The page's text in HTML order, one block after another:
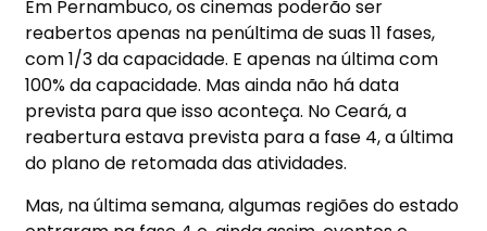
Em Pernambuco, os cinemas poderão ser
reabertos apenas na penúltima de suas 11 fases,
com 1/3 da capacidade. E apenas na última com
100% da capacidade. Mas ainda não há data
prevista para que isso aconteça. No Ceará, a
reabertura estava prevista para a fase 4, a última
do plano de retomada das atividades.
Mas, na última semana, algumas regiões do estado